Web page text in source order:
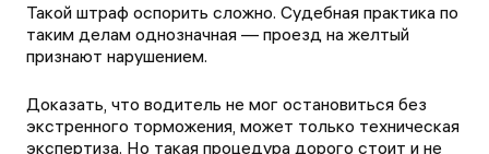
Такой штраф оспорить сложно. Судебная практика по
таким делам однозначная — проезд на желтый
признают нарушением.
Доказать, что водитель не мог остановиться без
экстренного торможения, может только техническая
экспертиза. Но такая процедура дорого стоит и не